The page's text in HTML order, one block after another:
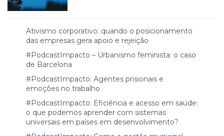
Ativismo corporativo: quando o posicionamento
das empresas gera apoio e rejeição
#PodcastImpacto – Urbanismo feminista: o caso
de Barcelona
#PodcastImpacto: Agentes prisionais e
emoções no trabalho
#PodcastImpacto: Eficiência e acesso em saúde:
o que podemos aprender com sistemas
universais em países em desenvolvimento?